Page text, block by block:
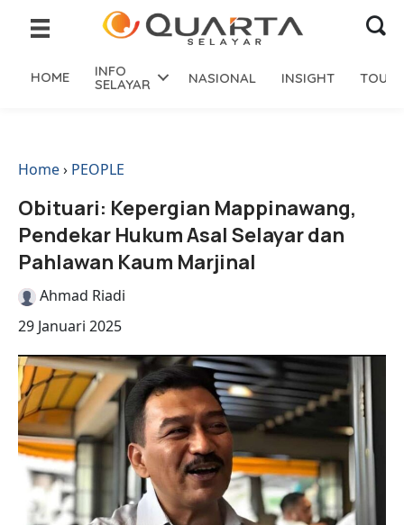
HOME INFO
SELAYAR NASIONAL INSIGHT
Home› PEOPLE
Obituari: Kepergian Mappinawang,
Pendekar Hukum Asal Selayar dan
Pahlawan Kaum Marjinal
Ahmad Riadi
29 Januari 2025